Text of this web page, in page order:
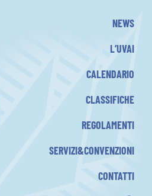
NEWS
L’UVAI
CALENDARIO
CLASSIFICHE
REGOLAMENTI
SERVIZI&CONVENZIONI
CONTATTI